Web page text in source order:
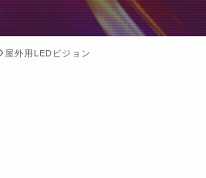
屋外用LEDビジョン